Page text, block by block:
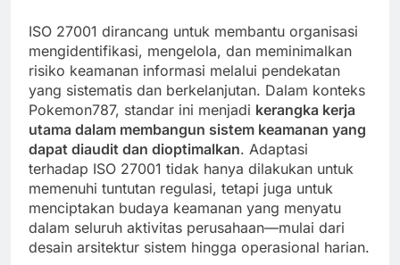
ISO 27001 dirancang untuk membantu organisasi
mengidentifikasi, mengelola, dan meminimalkan
risiko keamanan informasi melalui pendekatan
yang sistematis dan berkelanjutan. Dalam konteks
Pokemon787, standar ini menjadi kerangka kerja
utama dalam membangun sistem keamanan yang
dapat diaudit dan dioptimalkan. Adaptasi
terhadap ISO 27001 tidak hanya dilakukan untuk
memenuhi tuntutan regulasi, tetapi juga untuk
menciptakan budaya keamanan yang menyatu
dalam seluruh aktivitas perusahaan—mulai dari
desain arsitektur sistem hingga operasional harian.